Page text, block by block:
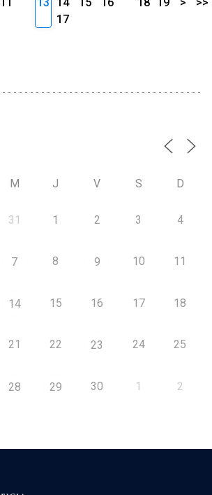
17
M J V S D
31 1 2 3 4
7 8 9 10 11
14 15 16 17 18
21 22 23 24 25
28 29 30 1 2